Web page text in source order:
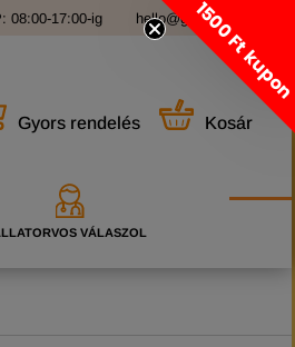
08:00-17:00-ig hello@grandopet.hu
Gyors rendelés Kosár
VÁLASZOL
1500 Ft